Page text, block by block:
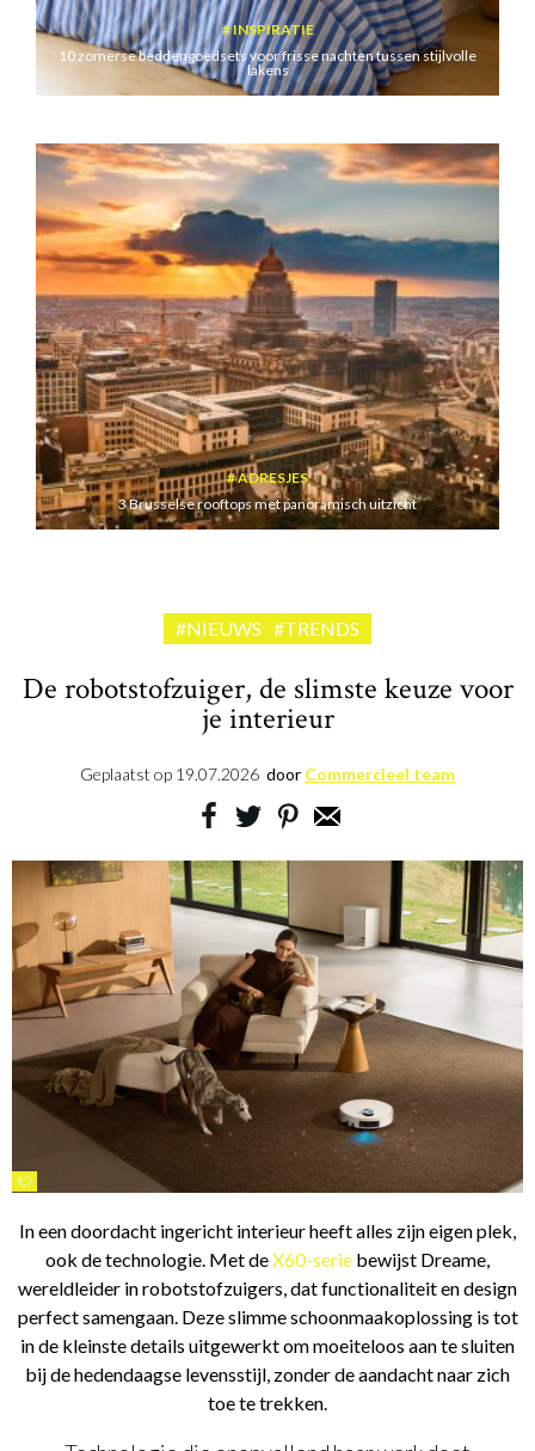
INSPIRATIE
10 zomerse beddengoedsets voor frisse nachten tussen stijlvolle
lakens
ADRESJES
3 Brusselse rooftops met panoramisch uitzicht
#NIEUWS #TRENDS
De robotstofzuiger, de slimste keuze voor
je interieur
Geplaatst op 19.07.2026 door Commercieel team
©
In een doordacht ingericht interieur heeft alles zijn eigen plek,
ook de technologie. Met deX60-serie bewijst Dreame,
wereldleider in robotstofzuigers, dat functionaliteit en design
perfect samengaan. Deze slimme schoonmaakoplossing is tot
in de kleinste details uitgewerkt om moeiteloos aan te sluiten
bij de hedendaagse levensstijl, zonder de aandacht naar zich
toe te trekken.